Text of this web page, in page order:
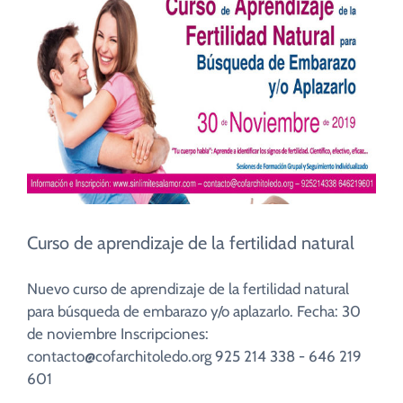
CUIDADO PASTORAL
FE CATÓLICA
COMUNITARIOS
CAMPUS
COLABORA
Curso de aprendizaje de la fertilidad natural
Nuevo curso de aprendizaje de la fertilidad natural
para búsqueda de embarazo y/o aplazarlo. Fecha: 30
de noviembre Inscripciones:
contacto@cofarchitoledo.org 925 214 338 - 646 219
601